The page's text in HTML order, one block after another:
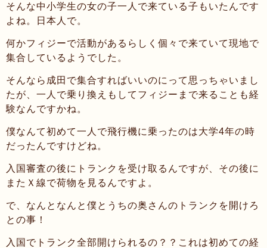
そんな中小学生の女の子一人で来ている子もいたんです
よね。日本人で。
何かフィジーで活動があるらしく個々で来ていて現地で
集合しているようでした。
そんなら成田で集合すればいいのにって思っちゃいまし
たが、一人で乗り換えもしてフィジーまで来ることも経
験なんですかね。
僕なんて初めて一人で飛行機に乗ったのは大学4年の時
だったんですけどね。
入国審査の後にトランクを受け取るんですが、その後に
またＸ線で荷物を見るんですよ。
で、なんとなんと僕とうちの奥さんのトランクを開けろ
との事！
入国でトランク全部開けられるの？？これは初めての経